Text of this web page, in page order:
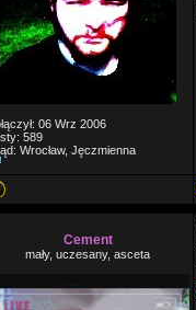
06 Wrz 2006
589
Wrocław, Jęczmienna
Cement
mały, uczesany, asceta